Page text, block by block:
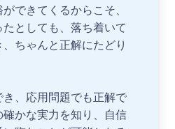
できてくるからこそ、
としても、落ち着いて
ちゃんと正解にたどり
、応用問題でも正解で
かな実力を知り、自信